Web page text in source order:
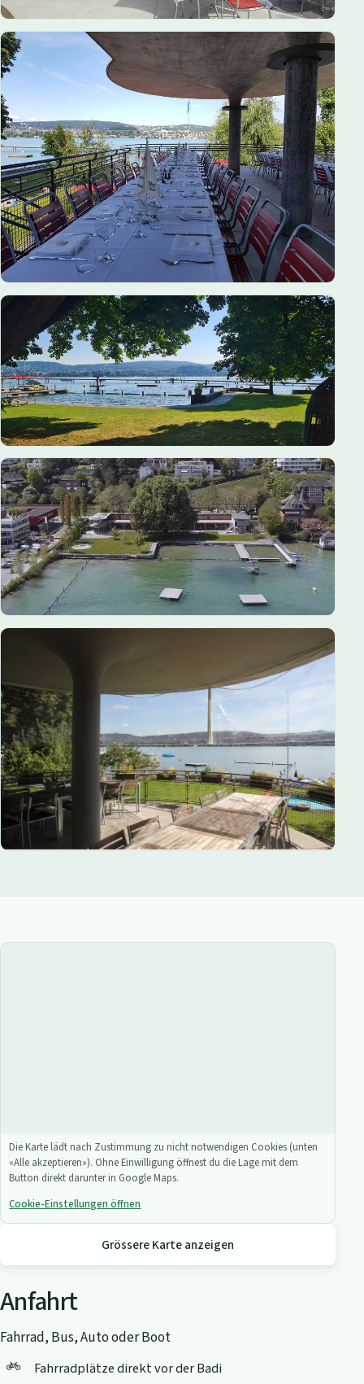
Die Karte lädt nach Zustimmung zu nicht notwendigen Cookies (unten
«Alle akzeptieren»). Ohne Einwilligung öffnest du die Lage mit dem
Button direkt darunter in Google Maps.
Cookie-Einstellungen öffnen
Grössere Karte anzeigen
Anfahrt
Fahrrad, Bus, Auto oder Boot
Fahrradplätze direkt vor der Badi